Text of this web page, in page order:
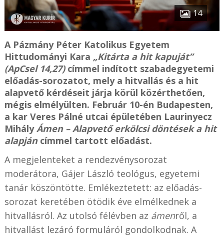
14
A Pázmány Péter Katolikus Egyetem
Hittudományi Kara „Kitárta a hit kapuját”
(ApCsel 14,27)címmel indított szabadegyetemi
előadás-sorozatot, mely a hitvallás és a hit
alapvető kérdéseit járja körül közérthetően,
mégis elmélyülten. Február 10-én Budapesten,
a kar Veres Pálné utcai épületében Laurinyecz
MihályÁmen – Alapvető erkölcsi döntések a hit
alapjáncímmel tartott előadást.
A megjelenteket a rendezvénysorozat
moderátora, Gájer László teológus, egyetemi
tanár köszöntötte. Emlékeztetett: az előadás-
sorozat keretében ötödik éve elmélkednek a
hitvallásról. Az utolsó félévben az ámenről, a
hitvallást lezáró formuláról gondolkodnak. A